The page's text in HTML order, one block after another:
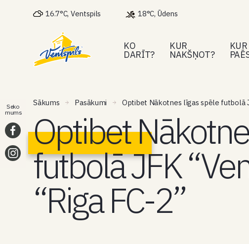
16.7°C, Ventspils 18°C, Ūdens
KO
DARĪT?
KUR
NAKŠŅOT?
KUR
Sākums Pasākumi Optibet Nākotnes līgas spēle futbolā
Optibet
futbolā JFK
“Riga FC-2”
Seko
mums